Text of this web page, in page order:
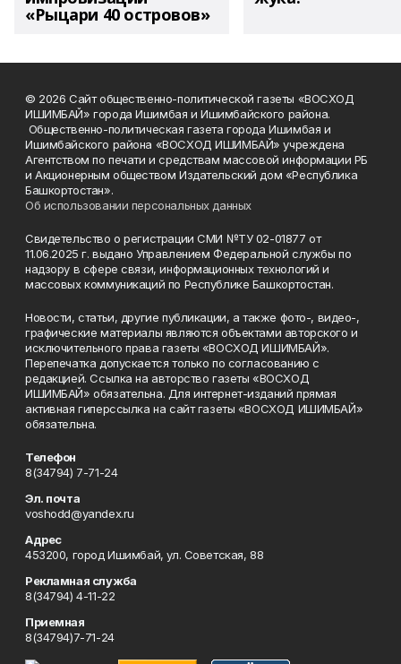
«Рыцари 40 островов»
© 2026 Сайт общественно-политической газеты «ВОСХОД
ИШИМБАЙ» города Ишимбая и Ишимбайского района.
Общественно-политическая газета города Ишимбая и
Ишимбайского района «ВОСХОД ИШИМБАЙ» учреждена
Агентством по печати и средствам массовой информации РБ
и Акционерным обществом Издательский дом «Республика
Башкортостан».
Об использовании персональных данных
Свидетельство о регистрации СМИ №ТУ 02-01877 от
11.06.2025 г. выдано Управлением Федеральной службы по
надзору в сфере связи, информационных технологий и
массовых коммуникаций по Республике Башкортостан.
Новости, статьи, другие публикации, а также фото-, видео-,
графические материалы являются объектами авторского и
исключительного права газеты «ВОСХОД ИШИМБАЙ».
Перепечатка допускается только по согласованию с
редакцией. Ссылка на авторство газеты «ВОСХОД
ИШИМБАЙ» обязательна. Для интернет-изданий прямая
активная гиперссылка на сайт газеты «ВОСХОД ИШИМБАЙ»
обязательна.
Телефон
8(34794) 7-71-24
Эл. почта
voshodd@yandex.ru
Адрес
453200, город Ишимбай, ул. Советская, 88
Рекламная служба
8(34794) 4-11-22
Приемная
8(34794)7-71-24